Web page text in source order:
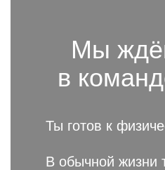
Мы
в
Ты готов к
В обычной жизни